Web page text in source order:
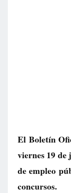
El Boletín
viernes 19 de
de empleo
concursos.